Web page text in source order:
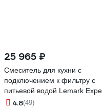
25 965 ₽
Смеситель для кухни с
подключением к фильтру с
питьевой водой Lemark Expert
LM5061S
4.8(49)